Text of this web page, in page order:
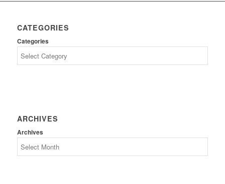
CATEGORIES
Categories
ARCHIVES
Archives